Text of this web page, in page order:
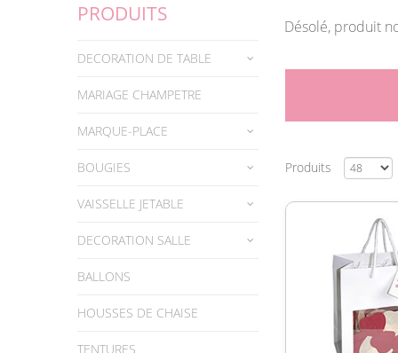
PRODUITS
DECORATION DE TABLE
MARIAGE CHAMPETRE
MARQUE-PLACE
BOUGIES
VAISSELLE JETABLE
DECORATION SALLE
BALLONS
HOUSSES DE CHAISE
TENTURES
Désolé, produit
Produits